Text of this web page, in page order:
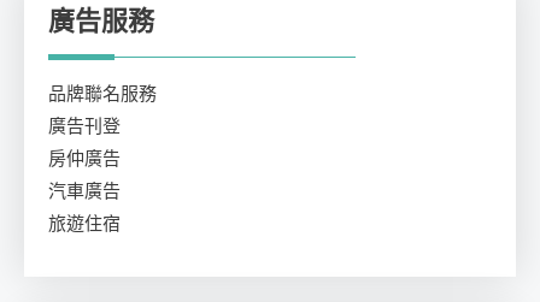
廣告服務
品牌聯名服務
廣告刊登
房仲廣告
汽車廣告
旅遊住宿